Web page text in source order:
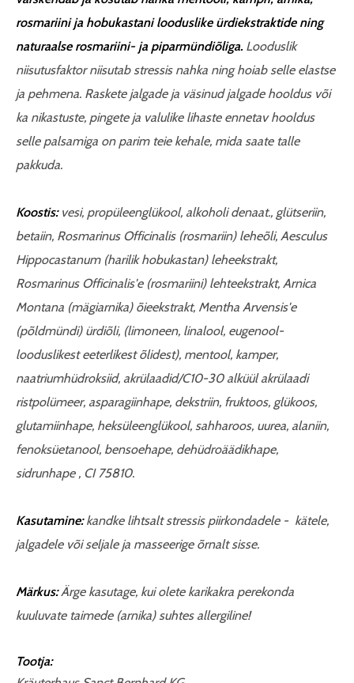
rosmariini ja hobukastani looduslike ürdiekstraktide ning
naturaalse rosmariini- ja piparmündiõliga.Looduslik
niisutusfaktor niisutab stressis nahka ning hoiab selle elastse
ja pehmena. Raskete jalgade ja väsinud jalgade hooldus või
ka nikastuste, pingete ja valulike lihaste ennetav hooldus
selle palsamiga on parim teie kehale, mida saate talle
pakkuda.
Koostis: vesi, propüleenglükool, alkoholi denaat., glütseriin,
betaiin, Rosmarinus Officinalis (rosmariin) leheõli, Aesculus
Hippocastanum (harilik hobukastan) leheekstrakt,
Rosmarinus Officinalis'e (rosmariini) lehteekstrakt, Arnica
Montana (mägiarnika) õieekstrakt, Mentha Arvensis'e
(põldmündi) ürdiõli, (limoneen, linalool, eugenool-
looduslikest eeterlikest õlidest), mentool, kamper,
naatriumhüdroksiid, akrülaadid/C10-30 alküül akrülaadi
ristpolümeer, asparagiinhape, dekstriin, fruktoos, glükoos,
glutamiinhape, heksüleenglükool, sahharoos, uurea, alaniin,
fenoksüetanool, bensoehape, dehüdroäädikhape,
sidrunhape , CI 75810.
Kasutamine:kandke lihtsalt stressis piirkondadele - kätele,
jalgadele või seljale ja masseerige õrnalt sisse.
Märkus:Ärge kasutage, kui olete karikakra perekonda
kuuluvate taimede (arnika) suhtes allergiline!
Tootja: